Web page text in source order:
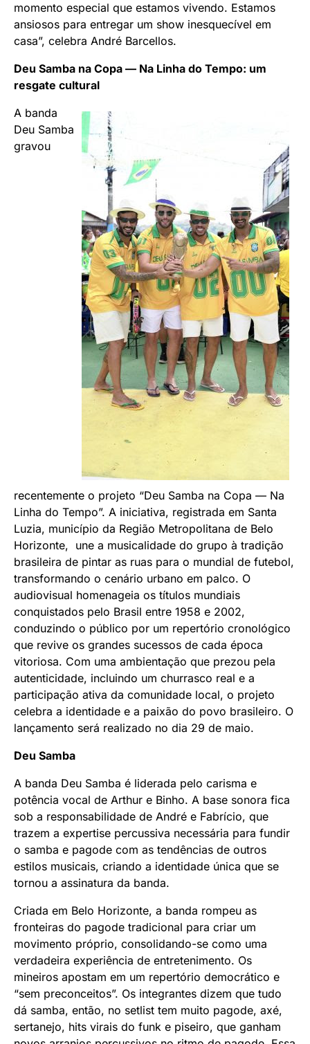
momento especial que estamos vivendo. Estamos
ansiosos para entregar um show inesquecível em
casa”, celebra André Barcellos.
Deu Samba na Copa — Na Linha do Tempo: um
resgate cultural
A banda
Deu Samba
gravou
recentemente o projeto “Deu Samba na Copa — Na
Linha do Tempo”. A iniciativa, registrada em Santa
Luzia, município da Região Metropolitana de Belo
Horizonte, une a musicalidade do grupo à tradição
brasileira de pintar as ruas para o mundial de futebol,
transformando o cenário urbano em palco. O
audiovisual homenageia os títulos mundiais
conquistados pelo Brasil entre 1958 e 2002,
conduzindo o público por um repertório cronológico
que revive os grandes sucessos de cada época
vitoriosa. Com uma ambientação que prezou pela
autenticidade, incluindo um churrasco real e a
participação ativa da comunidade local, o projeto
celebra a identidade e a paixão do povo brasileiro. O
lançamento será realizado no dia 29 de maio.
Deu Samba
A banda Deu Samba é liderada pelo carisma e
potência vocal de Arthur e Binho. A base sonora fica
sob a responsabilidade de André e Fabrício, que
trazem a expertise percussiva necessária para fundir
o samba e pagode com as tendências de outros
estilos musicais, criando a identidade única que se
tornou a assinatura da banda.
Criada em Belo Horizonte, a banda rompeu as
fronteiras do pagode tradicional para criar um
movimento próprio, consolidando-se como uma
verdadeira experiência de entretenimento. Os
mineiros apostam em um repertório democrático e
“sem preconceitos”. Os integrantes dizem que tudo
dá samba, então, no setlist tem muito pagode, axé,
sertanejo, hits virais do funk e piseiro, que ganham